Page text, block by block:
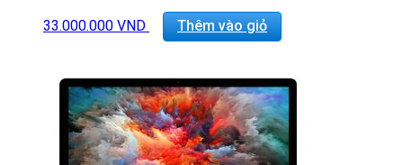
Kết nối:1 SDXC SD Card, 4 USB 3.0, 2
Thunderbolt 3, GigaEthernet (LAN)
33.000.000 VND Thêm vào giỏ